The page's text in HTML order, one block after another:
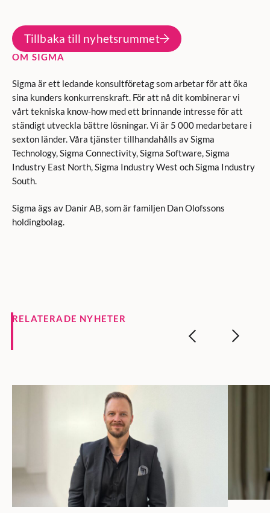
Tillbaka till nyhetsrummet
OM SIGMA
Sigma är ett ledande konsultföretag som arbetar för att öka
sina kunders konkurrenskraft. För att nå dit kombinerar vi
vårt tekniska know-how med ett brinnande intresse för att
ständigt utveckla bättre lösningar. Vi är 5 000 medarbetare i
sexton länder. Våra tjänster tillhandahålls av Sigma
Technology, Sigma Connectivity, Sigma Software, Sigma
Industry East North, Sigma Industry West och Sigma Industry
South.
Sigma ägs av Danir AB, som är familjen Dan Olofssons
holdingbolag.
RELATERADE NYHETER